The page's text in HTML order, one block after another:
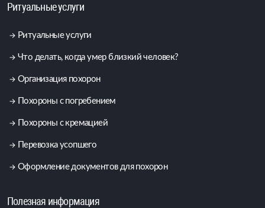
Ритуальные услуги
Ритуальные услуги
Что делать, когда умер близкий человек?
Организация похорон
Похороны с погребением
Похороны с кремацией
Перевозка усопшего
Оформление документов для похорон
Полезная информация